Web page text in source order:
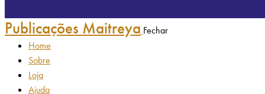
Publicações Maitreya Fechar
Home
Sobre
Loja
Ajuda